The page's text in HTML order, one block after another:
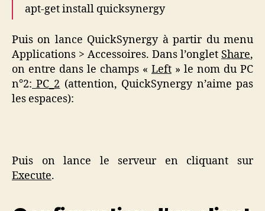
apt-get install quicksynergy
Puis on lance QuickSynergy à partir du menu
Applications > Accessoires. Dans l’onglet Share,
on entre dans le champs « Left » le nom du PC
n°2: PC_2 (attention, QuickSynergy n’aime pas
les espaces):
Puis on lance le serveur en cliquant sur
Execute.